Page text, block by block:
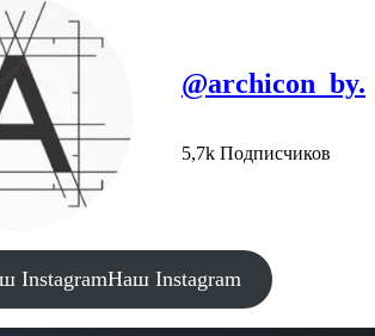
@archicon_by.
5,7k Подписчиков
InstagramНаш Instagram